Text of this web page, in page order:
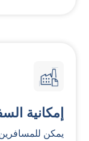
إمكانية
يمكن